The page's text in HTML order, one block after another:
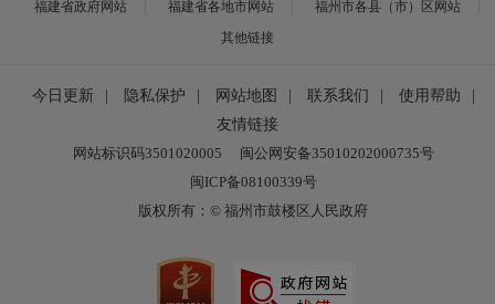
福建省政府网站 福建省各地市网站
福州市各县（市）区网站
其他链接
今日更新 隐私保护 网站地图 联系我们 使用帮助
友情链接
网站标识码3501020005
闽公网安备35010202000735号
闽ICP备08100339号
版权所有：© 福州市鼓楼区人民政府